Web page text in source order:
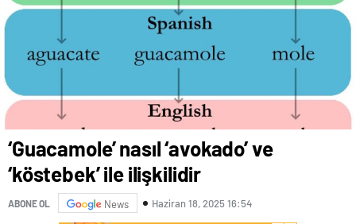
‘Guacamole’ nasıl ‘avokado’ ve
‘köstebek’ ile ilişkilidir
ABONE OL News Haziran 18, 2025 16:54